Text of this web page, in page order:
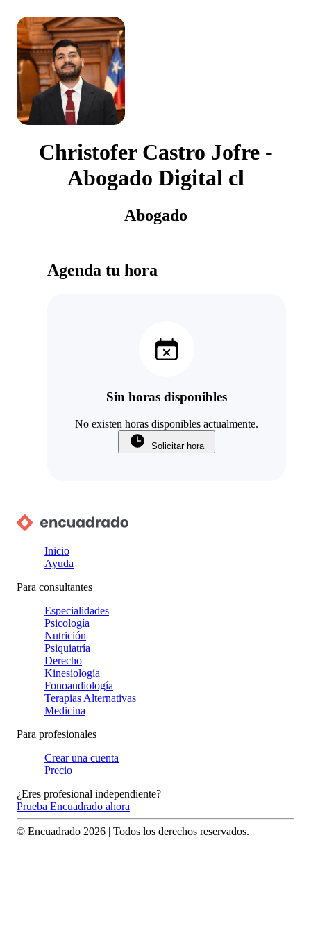
Christofer Castro Jofre -
Abogado Digital cl
Abogado
Agenda tu hora
Sin horas disponibles
No existen horas disponibles actualmente.
Solicitar hora
Inicio
Ayuda
Para consultantes
Especialidades
Psicología
Nutrición
Psiquiatría
Derecho
Kinesiología
Fonoaudiología
Terapias Alternativas
Medicina
Para profesionales
Crear una cuenta
Precio
¿Eres profesional independiente?
Prueba Encuadrado ahora
© Encuadrado 2026 | Todos los derechos reservados.